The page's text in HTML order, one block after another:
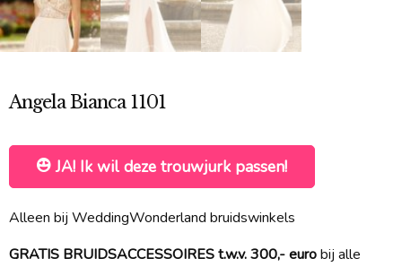
Angela Bianca 1101
JA! Ik wil deze trouwjurk passen!
Alleen bij WeddingWonderland bruidswinkels
GRATIS BRUIDSACCESSOIRES t.w.v. 300,- eurobij alle